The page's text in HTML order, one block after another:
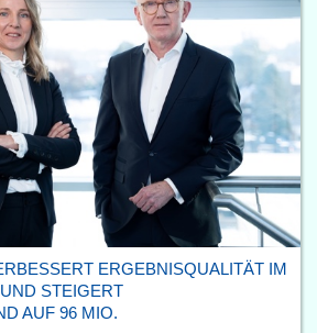
ERGEBNISQUALITÄT IM
STEIGERT
AUF 96 MIO.